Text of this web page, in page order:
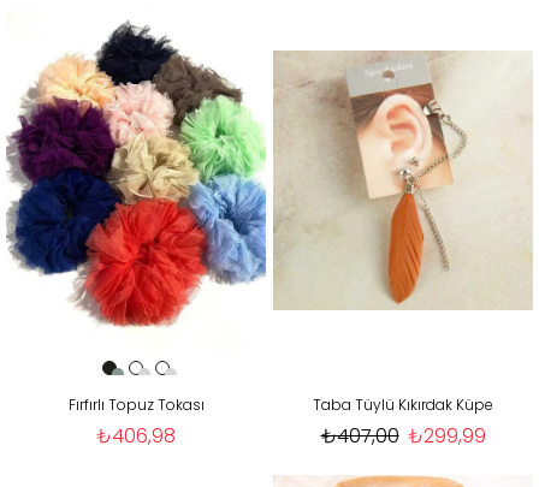
Fırfırlı Topuz Tokası
₺406,98
Taba Tüylü Kıkırdak Küpe
₺299,99
₺407,00